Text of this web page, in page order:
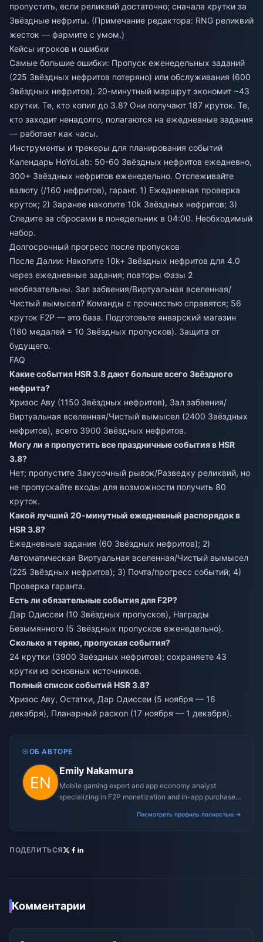
пропустить, если реликвий достаточно; сначала крутки за
Звёздные нефриты. (Примечание редактора: RNG реликвий
жесток — фармите с умом.)
Кейсы игроков и ошибки
Самые большие ошибки: Пропуск еженедельных заданий
(225 Звёздных нефритов потеряно) или обслуживания (600
Звёздных нефритов). 20-минутный маршрут экономит ~43
крутки. Те, кто копил до 3.8? Они получают 187 круток. Те,
кто заходит ненадолго, полагаются на ежедневные задания
— работает как часы.
Инструменты и трекеры для планирования событий
Календарь HoYoLab: 50-60 Звёздных нефритов ежедневно,
300+ Звёздных нефритов еженедельно. Отслеживайте
валюту (/160 нефритов), гарант. 1) Ежедневная проверка
круток; 2) Заранее накопите 10k Звёздных нефритов; 3)
Следите за сбросами в понедельник в 04:00. Необходимый
набор.
Долгосрочный прогресс после пропусков
После Далии: Накопите 10k+ Звёздных нефритов для 4.0
через ежедневные задания; повторы Фазы 2
необязательны. Зал забвения/Виртуальная вселенная/
Чистый вымысел? Команды с прочностью справятся; 56
круток F2P — это база. Подготовьте январский магазин
(180 медалей = 10 Звёздных пропусков). Защита от
будущего.
FAQ
Какие события HSR 3.8 дают больше всего Звёздного
нефрита?
Хризос Аву (1150 Звёздных нефритов), Зал забвения/
Виртуальная вселенная/Чистый вымысел (2400 Звёздных
нефритов), всего 3900 Звёздных нефритов.
Могу ли я пропустить все праздничные события в HSR
3.8?
Нет; пропустите Закусочный рывок/Разведку реликвий, но
не пропускайте входы для возможности получить 80
круток.
Какой лучший 20-минутный ежедневный распорядок в
HSR 3.8?
Ежедневные задания (60 Звёздных нефритов); 2)
Автоматическая Виртуальная вселенная/Чистый вымысел
(225 Звёздных нефритов); 3) Почта/прогресс событий; 4)
Проверка гаранта.
Есть ли обязательные события для F2P?
Дар Одиссеи (10 Звёздных пропусков), Награды
Безымянного (5 Звёздных пропусков еженедельно).
Сколько я теряю, пропуская события?
24 крутки (3900 Звёздных нефритов); сохраняете 43
крутки из основных источников.
Полный список событий HSR 3.8?
Хризос Аву, Остатки, Дар Одиссеи (5 ноября — 16
декабря), Планарный раскол (17 ноября — 1 декабря).
ОБ АВТОРЕ
Emily Nakamura
Mobile gaming expert and app economy analyst
specializing in F2P monetization and in-app purchase
Посмотреть профиль полностью →
ПОДЕЛИТЬСЯ
Комментарии